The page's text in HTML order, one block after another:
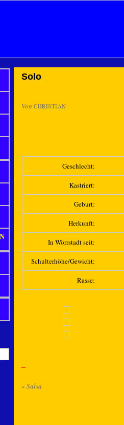
Solo
Von CHRISTIAN
Geschlecht:
Kastriert:
Geburt:
Herkunft:
In Wörrstadt seit:
Schulterhöhe/Gewicht:
Rasse:
« Salsa